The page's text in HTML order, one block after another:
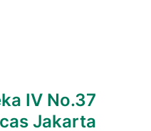
IV No.37
Jakarta